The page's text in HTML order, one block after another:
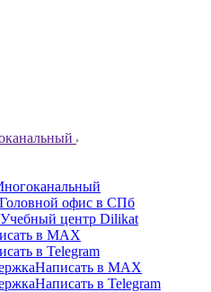
Головной офис в СПб
Учебный центр Dilikat
в MAX
в Telegram
Написать в MAX
Написать в Telegram